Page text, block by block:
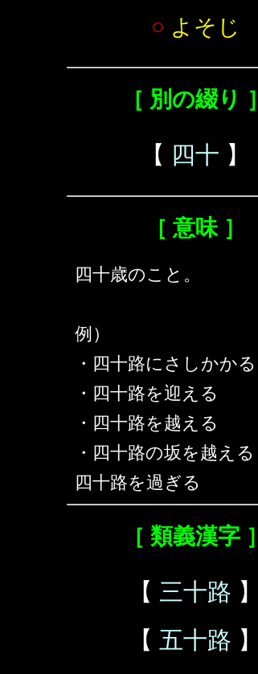
○ よそじ
［ 別の綴り ］
【 四十 】
［ 意味 ］
四十歳のこと。
例）
・四十路にさしかかる
・四十路を迎える
・四十路を越える
・四十路の坂を越える
四十路を過ぎる
［ 類義漢字 ］
【 三十路 】
【 五十路 】